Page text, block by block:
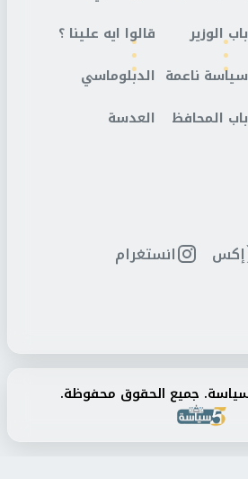
باب الوزير
سياسة ناعمة
باب المحافظ
قالوا ايه علينا ؟
الدبلوماسي
العدسة
إكس
انستغرام